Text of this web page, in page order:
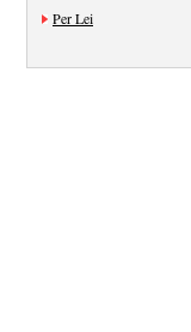
Per Lei